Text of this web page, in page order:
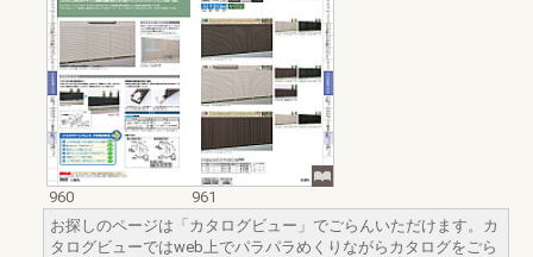
960
961
お探しのページは「カタログビュー」でごらんいただけます。カ
タログビューではweb上でパラパラめくりながらカタログをごら